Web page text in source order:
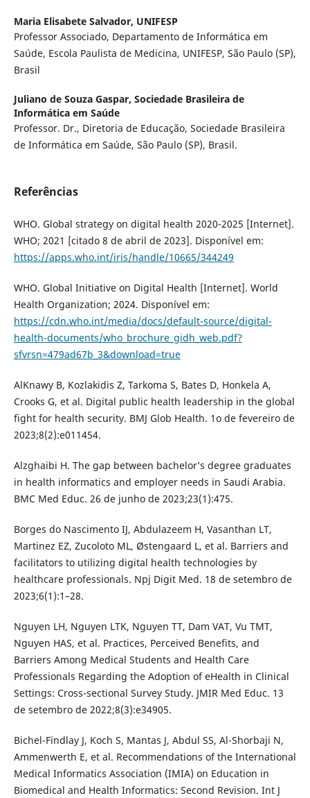
Maria Elisabete Salvador, UNIFESP
Professor Associado, Departamento de Informática em
Saúde, Escola Paulista de Medicina, UNIFESP, São Paulo (SP),
Brasil
Juliano de Souza Gaspar, Sociedade Brasileira de
Informática em Saúde
Professor. Dr., Diretoria de Educação, Sociedade Brasileira
de Informática em Saúde, São Paulo (SP), Brasil.
Referências
WHO. Global strategy on digital health 2020-2025 [Internet].
WHO; 2021 [citado 8 de abril de 2023]. Disponível em:
https://apps.who.int/iris/handle/10665/344249
WHO. Global Initiative on Digital Health [Internet]. World
Health Organization; 2024. Disponível em:
https://cdn.who.int/media/docs/default-source/digital-
health-documents/who_brochure_gidh_web.pdf?
sfvrsn=479ad67b_3&download=true
AlKnawy B, Kozlakidis Z, Tarkoma S, Bates D, Honkela A,
Crooks G, et al. Digital public health leadership in the global
fight for health security. BMJ Glob Health. 1o de fevereiro de
2023;8(2):e011454.
Alzghaibi H. The gap between bachelor’s degree graduates
in health informatics and employer needs in Saudi Arabia.
BMC Med Educ. 26 de junho de 2023;23(1):475.
Borges do Nascimento IJ, Abdulazeem H, Vasanthan LT,
Martinez EZ, Zucoloto ML, Østengaard L, et al. Barriers and
facilitators to utilizing digital health technologies by
healthcare professionals. Npj Digit Med. 18 de setembro de
2023;6(1):1–28.
Nguyen LH, Nguyen LTK, Nguyen TT, Dam VAT, Vu TMT,
Nguyen HAS, et al. Practices, Perceived Benefits, and
Barriers Among Medical Students and Health Care
Professionals Regarding the Adoption of eHealth in Clinical
Settings: Cross-sectional Survey Study. JMIR Med Educ. 13
de setembro de 2022;8(3):e34905.
Bichel-Findlay J, Koch S, Mantas J, Abdul SS, Al-Shorbaji N,
Ammenwerth E, et al. Recommendations of the International
Medical Informatics Association (IMIA) on Education in
Biomedical and Health Informatics: Second Revision. Int J